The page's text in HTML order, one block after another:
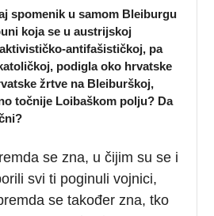
spomenik u samom Bleiburgu
koja se u austrijskoj
antifašističkoj, pa
podigla oko hrvatske
žrtve na Bleiburškoj,
točnije Loibaškom polju? Da
se zna, u čijim su se i
svi ti poginuli vojnici,
se također zna, tko